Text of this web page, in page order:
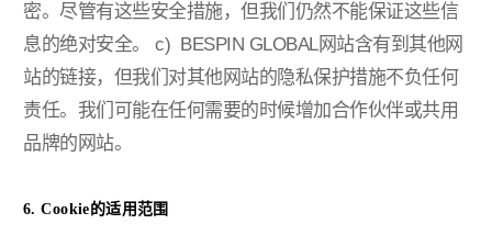
密。尽管有这些安全措施，但我们仍然不能保证这些信
息的绝对安全。
c) BESPIN GLOBAL网站含有到其他网
站的链接，但我们对其他网站的隐私保护措施不负任何
责任。我们可能在任何需要的时候增加合作伙伴或共用
品牌的网站。
6. Cookie的适用范围